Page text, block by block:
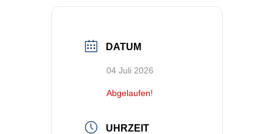
DATUM
04 Juli 2026
Abgelaufen!
UHRZEIT